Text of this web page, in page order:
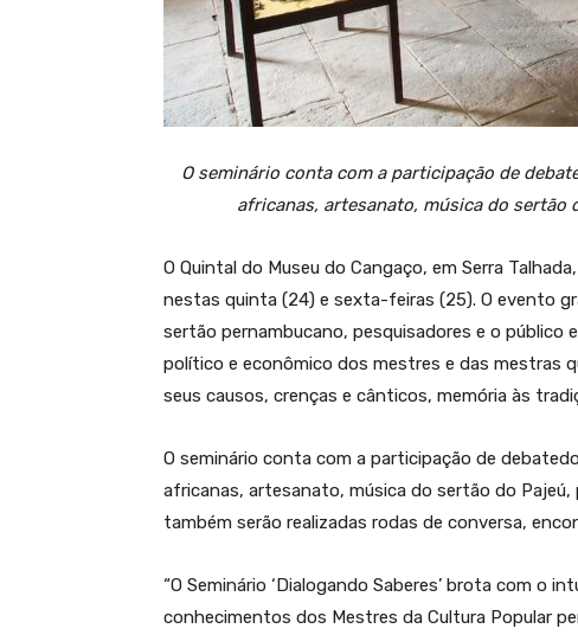
O seminário conta com a participação de
africanas, artesanato, música do sertão
O Quintal do Museu do Cangaço, em Serra
nestas quinta (24) e sexta-feiras (25). O evento
sertão pernambucano, pesquisadores e o público
político e econômico dos mestres e das mestras
seus causos, crenças e cânticos, memória às
O seminário conta com a participação de
africanas, artesanato, música do sertão do
também serão realizadas rodas de conversa,
“O Seminário ‘Dialogando Saberes’ brota com o
conhecimentos dos Mestres da Cultura Popular